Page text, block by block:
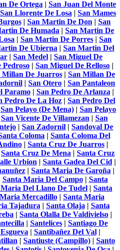
De Ortega| San Juan Del Monte
San Llorente De Losa| San Mames
| San Martin De Don| San
De Humada | San Martin De
| San Martin De Porres| San
De Ubierna | San Martin Del
| San Medel | San Miguel De
Pedroso | San Miguel De Relloso |
Millan De Juarros| San Millan De
| San Otero | San Pantaleon
Paramo| San Pedro De Arlanza|
Pedro De La Hoz | San Pedro Del
San Pelayo (De Mena)| San Pelayo
San Vicente De Villamezan| San
| San Zadornil | Sandoval De
Coloma| Santa Coloma Del
| Santa Cruz De Juarros|
Santa Cruz De Mena | Santa Cruz
Urbion| Santa Gadea Del Cid|
| Santa Maria De Garoña|
Santa Maria Del Campo| Santa
Del Llano De Tudel | Santa
Mercadillo| Santa Maria
Tajadura| Santa Olaja| Santa
| Santa Olalla De Valdivielso |
| Santelices| Santiago De
| Santibañez Del Val|
| Santiuste (Campillo)| Santo